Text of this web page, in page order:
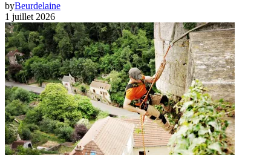
byBeurdelaine
1 juillet 2026